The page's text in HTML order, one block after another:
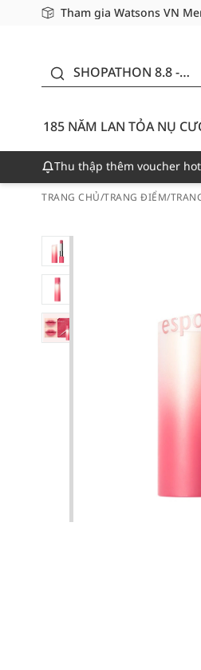
Tham gia Watsons VN
Miễn phí giao hàng cho
Giao hàng nhanh 24h -
SHOPATHON 8.8 -
CƯỜI - GIẢM ĐẾN
50%
185 NĂM LAN TỎA NỤ
Thu thập thêm voucher
TRANG CHỦ/TRANG ĐIỂM/